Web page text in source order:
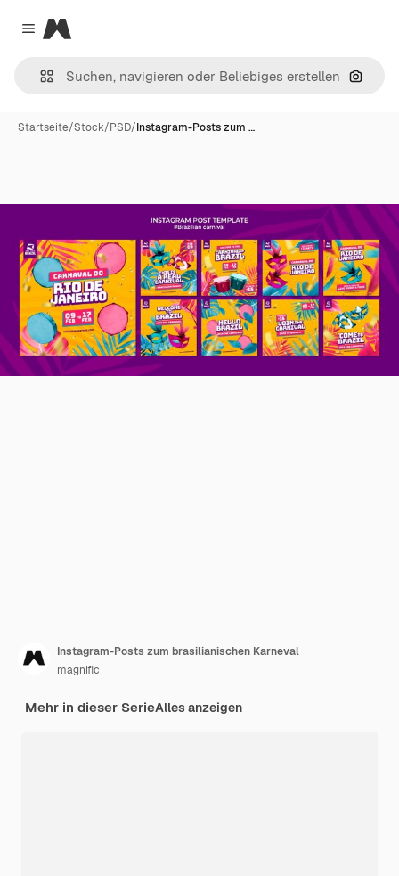
Close menu
Magnific
Nach
Startseite/Stock/PSD/Instagram-Posts zum …
Instagram-Posts zum brasilianischen Karneval
magnific
Mehr in dieser SerieAlles anzeigen